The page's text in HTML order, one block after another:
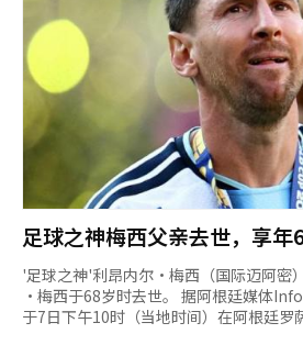
足球之神梅西父亲去世，享年
'足球之神'利昂内尔·梅西（国际迈阿密
·梅西于68岁时去世。 据阿根廷媒体Infobae报道，霍尔赫·梅西
于7日下午10时（当地时间）在阿根廷罗